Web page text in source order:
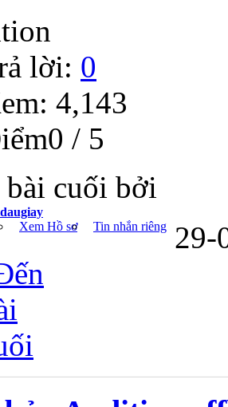
lời: 0
4,143
/ 5
cuối bởi
Xem Hồ sơ
Tin nhắn riêng 29-